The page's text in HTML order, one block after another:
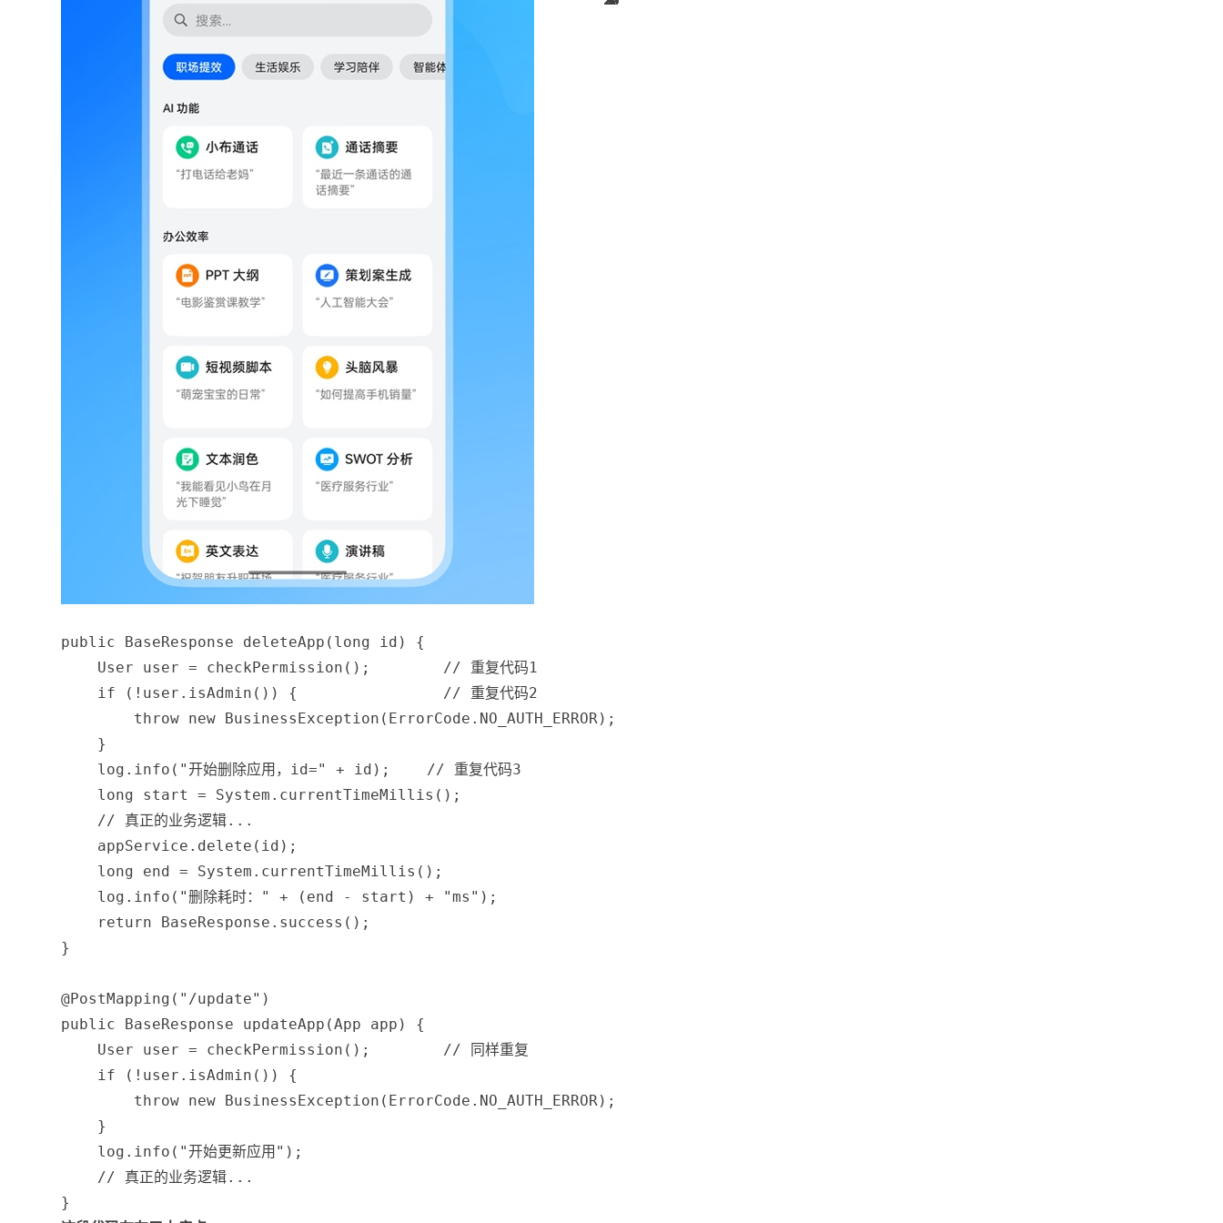
public BaseResponse deleteApp ( long id )
{
User user = checkPermission ( ) ;
// 重复代码1
if
( ! user . isAdmin ( ) ) {
// 重复代码2
throw new BusinessException ( ErrorCode . NO_AUTH_ERROR) ;
}
    log
. info ( "开始删除应用，id=" + id ) ;
// 重复代码3
long start = System . currentTimeMillis ( ) ;
// 真正的业务逻辑...
    appService
. delete ( id ) ;
long end = System . currentTimeMillis ( ) ;
    log
. info ( "删除耗时：" + ( end - start ) + "ms" ) ;
return
BaseResponse . success ( ) ;
}
@PostMapping ( "/update" )
public
BaseResponse updateApp (App app )
{
User user = checkPermission ( ) ;
// 同样重复
if
( ! user . isAdmin ( ) )
{
throw new BusinessException ( ErrorCode . NO_AUTH_ERROR) ;
}
    log
. info ( "开始更新应用" ) ;
// 真正的业务逻辑...
}